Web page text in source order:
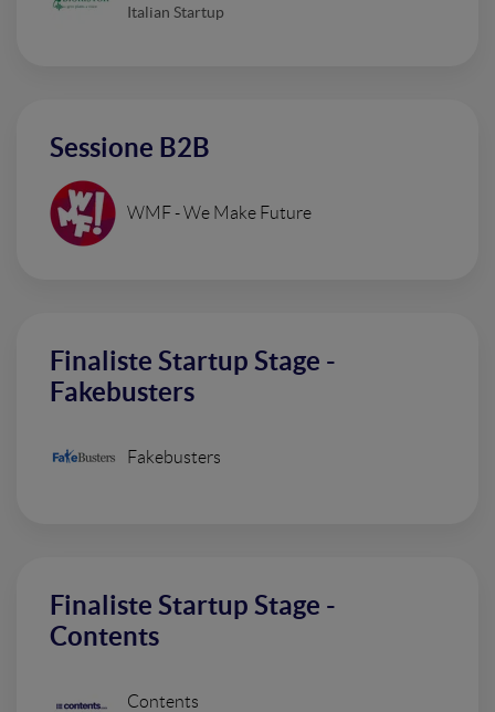
Italian Startup
Sessione B2B
WMF - We Make Future
Finaliste Startup Stage -
Fakebusters
Fakebusters
Finaliste Startup Stage -
Contents
Contents